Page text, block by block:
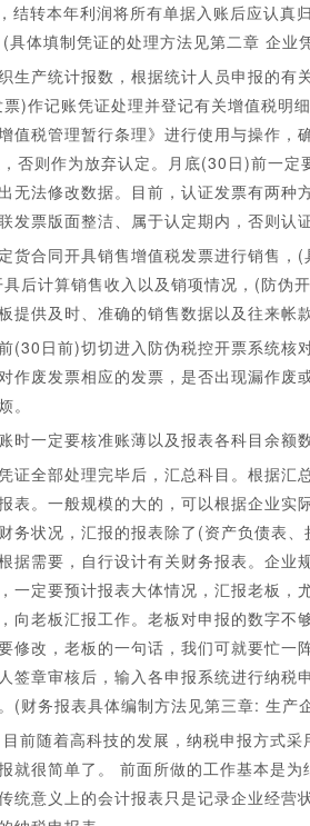
结转本年利润将所有单据入账后应认真
具体填制凭证的处理方法见第二章 企业
生产统计报数，根据统计人员申报的
)作记账凭证处理并登记有关增值税明
值税管理暂行条理》进行使用与操作
否则作为放弃认定。月底(30日)前一
无法修改数据。目前，认证发票有两
发票版面整洁、属于认定期内，否则认
货合同开具销售增值税发票进行销售
后计算销售收入以及销项情况，(防伪
提供及时、准确的销售数据以及往来帐
(30日前)切切进入防伪税控开票系统核
作废发票相应的发票，是否出现漏作
。
时一定要核准账薄以及报表各科目余额
证全部处理完毕后，汇总科目。根据
表。一般规模的大的，可以根据企业
务状况，汇报的报表除了(资产负债表
据需要，自行设计有关财务报表。企
一定要预计报表大体情况，汇报老板
向老板汇报工作。老板对申报的数字不
修改，老板的一句话，我们可就要忙
签章审核后，输入各申报系统进行纳
(财务报表具体编制方法见第三章: 生产
前随着高科技的发展，纳税申报方式
就很简单了。 前面所做的工作基本是
统意义上的会计报表只是记录企业经